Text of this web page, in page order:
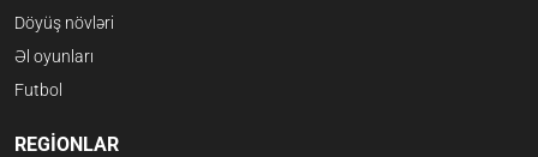
Döyüş növləri
Əl oyunları
Futbol
REGİONLAR